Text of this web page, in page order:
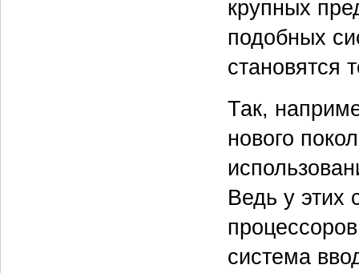
крупных
подобных
становятся
Так,
нового
Ведь у этих
система